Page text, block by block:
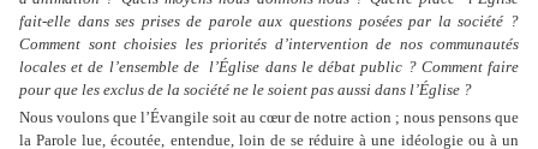
fait-elle dans ses prises de parole aux questions posées par la société ?
Comment sont choisies les priorités d’intervention de nos communautés
locales et de l’ensemble de l’Église dans le débat public ? Comment faire
pour que les exclus de la société ne le soient pas aussi dans l’Église ?
Nous voulons que l’Évangile soit au cœur de notre action ; nous pensons que
la Parole lue, écoutée, entendue, loin de se réduire à une idéologie ou à un